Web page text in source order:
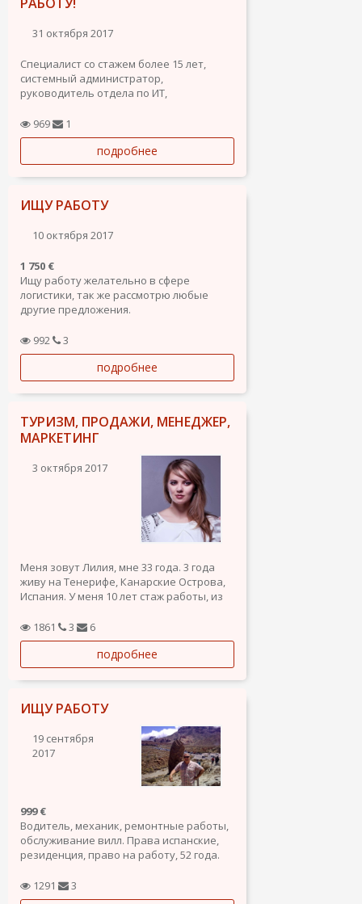
31 октября 2017
Специалист со стажем более 15 лет,
системный администратор,
руководитель отдела по ИТ,
лице в поиске вакансий в соответствии
умением и опыту работы. На данный
момент работаю в государственной
структуре. Ищу работу в
русскоязычной...
969 1
подробнее
ИЩУ РАБОТУ
10 октября 2017
1 750 €
Ищу работу желательно в сфере
логистики, так же рассмотрю любые
другие предложения.
Владею языками. Немецкий
разговорный, русский (родной),
английский (средний), греческий
(средний), турецкий (выше среднего).
992 3
подробнее
ТУРИЗМ, ПРОДАЖИ, МЕНЕДЖЕР,
МАРКЕТИНГ
3 октября 2017
Меня зовут Лилия, мне 33 года. 3 года
живу на Тенерифе, Канарские Острова,
Испания. У меня 10 лет стаж работы, из
же опыт работы в международных
компаниях и за рубежом. Свободный
английский и разговорный Испанский.
Права и стаж вождения 7...
1861 3 6
подробнее
ИЩУ РАБОТУ
19 сентября
2017
999 €
Водитель, механик, ремонтные работы,
обслуживание вилл. Права испанские,
резиденция, право на работу, 52 года.
1291 3